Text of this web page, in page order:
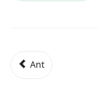
Ant